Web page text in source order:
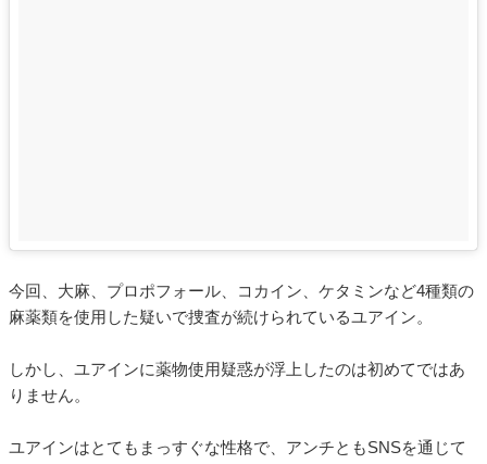
今回、大麻、プロポフォール、コカイン、ケタミンなど4種類の
麻薬類を使用した疑いで捜査が続けられているユアイン。
しかし、ユアインに薬物使用疑惑が浮上したのは初めてではあ
りません。
ユアインはとてもまっすぐな性格で、アンチともSNSを通じて